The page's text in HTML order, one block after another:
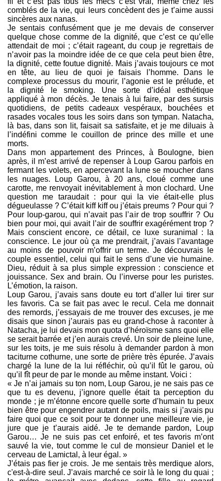
comblés de la vie, qui leurs concèdent des je t’aime aussi
sincères aux nanas.
Je sentais confusément que je me devais de conserver
quelque chose comme de la dignité, que c’est ce qu’elle
attendait de moi ; c’était rageant, du coup je regrettais de
n’avoir pas la moindre idée de ce que cela peut bien être,
la dignité, cette foutue dignité. Mais j’avais toujours ce mot
en tête, au lieu de quoi je faisais l’homme. Dans le
complexe processus du mourir, l’agonie est le prélude, et
la dignité le smoking. Une sorte d’idéal esthétique
appliqué à mon décès. Je tenais à lui faire, par des sursis
quotidiens, de petits cadeaux vespéraux, bouchées et
rasades vocales tous les soirs dans son tympan. Natacha,
là bas, dans son lit, faisait sa satisfaite, et je me diluais à
l’indéfini comme le couillon de prince des mille et une
morts.
Dans mon appartement des Princes, à Boulogne, bien
après, il m’est arrivé de repenser à Loup Garou parfois en
fermant les volets, en apercevant la lune se moucher dans
les nuages. Loup Garou, à 20 ans, cloué comme une
carotte, me renvoyait inévitablement à mon clochard. Une
question me taraudait : pour qui la vie était-elle plus
dégueulasse ? C’était kiff kiff ou j’étais preums ? Pour qui ?
Pour loup-garou, qui n’avait pas l’air de trop souffrir ? Ou
bien pour moi, qui avait l’air de souffrir exagérément trop ?
Mais conscient encore, ce détail, ce luxe suranimal : la
conscience. Le jour où ça me prendrait, j’avais l’avantage
au moins de pouvoir m’offrir un terme. Je découvrais le
couple essentiel, celui qui fait le sens d’une vie humaine.
Dieu, réduit à sa plus simple expression : conscience et
jouissance. Sex and brain. Ou l’inverse pour les puristes.
L’émotion, la raison.
Loup Garou, j’avais sans doute eu tort d’aller lui tirer sur
les favoris. Ca se fait pas avec le recul. Cela me donnait
des remords, j’essayais de me trouver des excuses, je me
disais que sinon j’aurais pas eu grand-chose à raconter à
Natacha, je lui devais mon quota d’héroïsme sans quoi elle
se serait barrée et j’en aurais crevé. Un soir de pleine lune,
sur les toits, je me suis résolu à demander pardon à mon
taciturne cothurne, une sorte de prière très épurée. J’avais
chargé la lune de la lui réfléchir, où qu’il fût le garou, où
qu’il fît peur de par le monde au même instant. Voici :
« Je n’ai jamais su ton nom, Loup Garou, je ne sais pas ce
que tu es devenu, j’ignore quelle était ta perception du
monde ; je m’étonne encore quelle sorte d’humain tu peux
bien être pour engendrer autant de poils, mais si j’avais pu
faire quoi que ce soit pour te donner une meilleure vie, je
jure que je t’aurais aidé. Je te demande pardon, Loup
Garou… Je ne suis pas cet enfoiré, et tes favoris m’ont
sauvé la vie, tout comme le cul de monsieur Daniel et le
cerveau de Lamictal, à leur égal. »
J’étais pas fier je crois. Je me sentais très merdique alors,
c'est-à-dire seul. J’avais marché ce soir là le long du quai ;